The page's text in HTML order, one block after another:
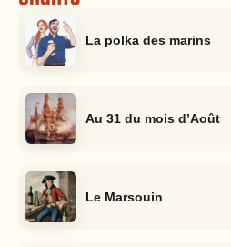
La polka des marins
Au 31 du mois d’Août
Le Marsouin